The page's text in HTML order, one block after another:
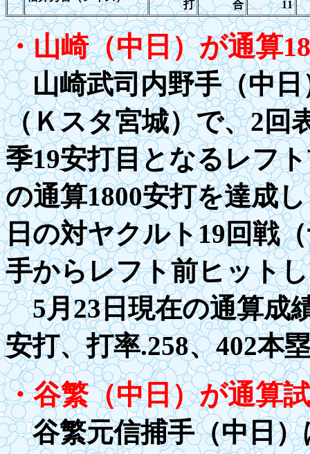
打 合 11
・山崎（中日）が通算
山崎武司内野手（中日
（Ｋスタ宮城）で、2回
季19安打目となるレフ
の通算1800安打を達成
日の対ヤクルト19回戦
手からレフト前ヒット
5月23日現在の通算成
安打、打率.258、402本
・谷繁（中日）が通算
谷繁元信捕手（中日）